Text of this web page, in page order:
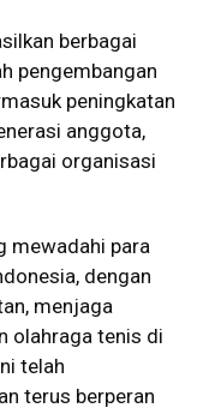
berbagai
pengembangan
peningkatan
anggota,
organisasi
mewadahi para
dengan
menjaga
olahraga tenis di
telah
terus berperan